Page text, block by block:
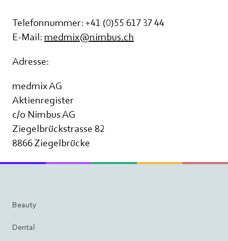
Telefonnummer: +41 (0)55 617 37 44
E-Mail: medmix@nimbus.ch
Adresse:
medmix AG
Aktienregister
c/o Nimbus AG
Ziegelbrückstrasse 82
8866 Ziegelbrücke
Beauty
Dental